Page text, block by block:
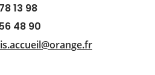
13 98
48 90